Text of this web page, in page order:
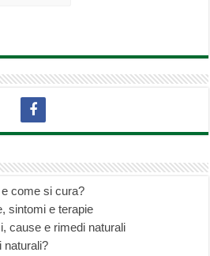
e come si cura?
sintomi e terapie
cause e rimedi naturali
naturali?